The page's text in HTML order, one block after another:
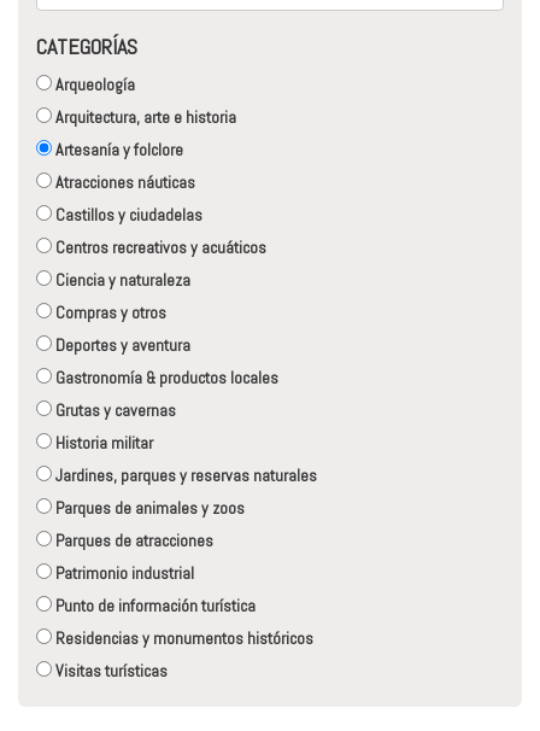
CATEGORÍAS
Arqueología
Arquitectura, arte e historia
Artesanía y folclore
Atracciones náuticas
Castillos y ciudadelas
Centros recreativos y acuáticos
Ciencia y naturaleza
Compras y otros
Deportes y aventura
Gastronomía & productos locales
Grutas y cavernas
Historia militar
Jardines, parques y reservas naturales
Parques de animales y zoos
Parques de atracciones
Patrimonio industrial
Punto de información turística
Residencias y monumentos históricos
Visitas turísticas